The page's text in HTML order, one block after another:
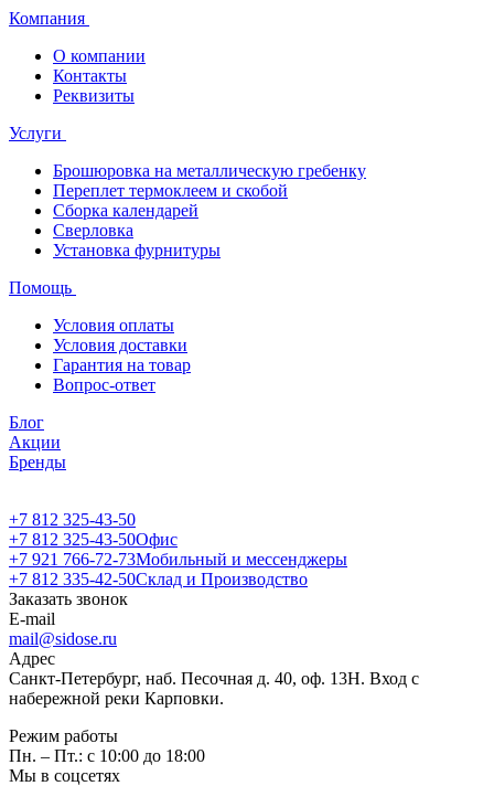
Компания
О компании
Контакты
Реквизиты
Услуги
Брошюровка на металлическую гребенку
Переплет термоклеем и скобой
Сборка календарей
Сверловка
Установка фурнитуры
Помощь
Условия оплаты
Условия доставки
Гарантия на товар
Вопрос-ответ
Блог
Акции
Бренды
+7 812 325-43-50
+7 812 325-43-50Офис
+7 921 766-72-73Мобильный и мессенджеры
+7 812 335-42-50Склад и Производство
Заказать звонок
E-mail
mail@sidose.ru
Адрес
Санкт-Петербург, наб. Песочная д. 40, оф. 13Н. Вход с
набережной реки Карповки.
Режим работы
Пн. – Пт.: с 10:00 до 18:00
Мы в соцсетях